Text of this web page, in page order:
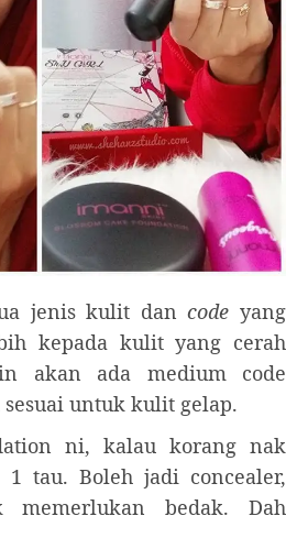
jenis kulit dancode yang
kepada kulit yang cerah
akan ada medium code
untuk kulit gelap.
ni, kalau korang nak
tau. Boleh jadi concealer,
bedak. Dah